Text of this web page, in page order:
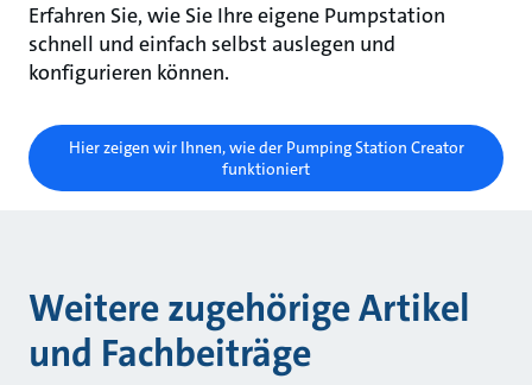
Erfahren Sie, wie Sie Ihre eigene Pumpstation
schnell und einfach selbst auslegen und
konfigurieren können.
Hier zeigen wir Ihnen, wie der Pumping Station Creator
funktioniert
Weitere zugehörige Artikel
und Fachbeiträge